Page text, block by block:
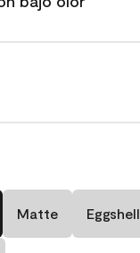
Matte Eggshell